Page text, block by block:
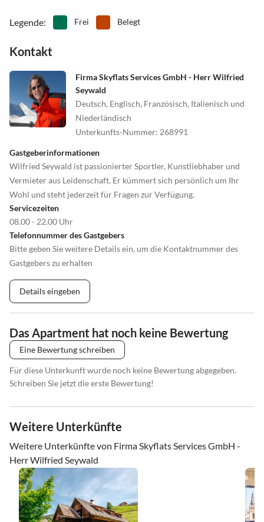
Legende: Frei Belegt
Kontakt
Firma Skyflats Services GmbH - Herr Wilfried
Seywald
Deutsch, Englisch, Französisch, Italienisch und
Niederländisch
Unterkunfts-Nummer: 268991
Gastgeberinformationen
Wilfried Seywald ist passionierter Sportler, Kunstliebhaber und
Vermieter aus Leidenschaft. Er kümmert sich persönlich um Ihr
Wohl und steht jederzeit für Fragen zur Verfügung.
Servicezeiten
08.00 - 22.00 Uhr
Telefonnummer des Gastgebers
Bitte geben Sie weitere Details ein, um die Kontaktnummer des
Gastgebers zu erhalten
Details eingeben
Das Apartment hat noch keine Bewertung
Eine Bewertung schreiben
Für diese Unterkunft wurde noch keine Bewertung abgegeben.
Schreiben Sie jetzt die erste Bewertung!
Weitere Unterkünfte
Weitere Unterkünfte von Firma Skyflats Services GmbH -
Herr Wilfried Seywald